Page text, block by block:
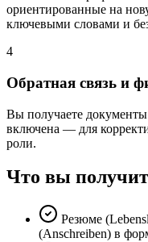
ориентированные на
ключевыми словами и
4
Обратная связь и
Вы получаете
включена — для
роли.
Что вы
Резюме
(Anschreiben) в